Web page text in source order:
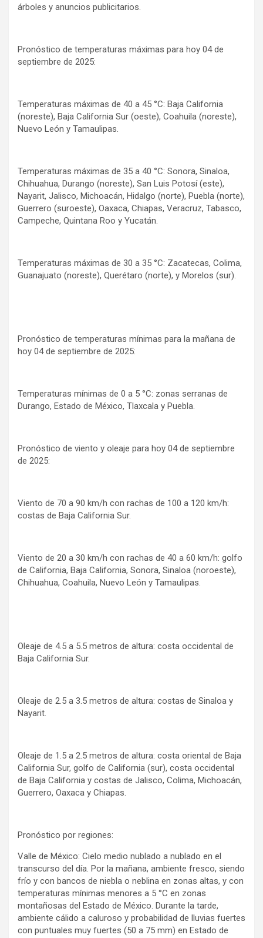
árboles y anuncios publicitarios.
Pronóstico de temperaturas máximas para hoy 04 de
septiembre de 2025:
Temperaturas máximas de 40 a 45 °C: Baja California
(noreste), Baja California Sur (oeste), Coahuila (noreste),
Nuevo León y Tamaulipas.
Temperaturas máximas de 35 a 40 °C: Sonora, Sinaloa,
Chihuahua, Durango (noreste), San Luis Potosí (este),
Nayarit, Jalisco, Michoacán, Hidalgo (norte), Puebla (norte),
Guerrero (suroeste), Oaxaca, Chiapas, Veracruz, Tabasco,
Campeche, Quintana Roo y Yucatán.
Temperaturas máximas de 30 a 35 °C: Zacatecas, Colima,
Guanajuato (noreste), Querétaro (norte), y Morelos (sur).
Pronóstico de temperaturas mínimas para la mañana de
hoy 04 de septiembre de 2025:
Temperaturas mínimas de 0 a 5 °C: zonas serranas de
Durango, Estado de México, Tlaxcala y Puebla.
Pronóstico de viento y oleaje para hoy 04 de septiembre
de 2025:
Viento de 70 a 90 km/h con rachas de 100 a 120 km/h:
costas de Baja California Sur.
Viento de 20 a 30 km/h con rachas de 40 a 60 km/h: golfo
de California, Baja California, Sonora, Sinaloa (noroeste),
Chihuahua, Coahuila, Nuevo León y Tamaulipas.
Oleaje de 4.5 a 5.5 metros de altura: costa occidental de
Baja California Sur.
Oleaje de 2.5 a 3.5 metros de altura: costas de Sinaloa y
Nayarit.
Oleaje de 1.5 a 2.5 metros de altura: costa oriental de Baja
California Sur, golfo de California (sur), costa occidental
de Baja California y costas de Jalisco, Colima, Michoacán,
Guerrero, Oaxaca y Chiapas.
Pronóstico por regiones:
Valle de México: Cielo medio nublado a nublado en el
transcurso del día. Por la mañana, ambiente fresco, siendo
frío y con bancos de niebla o neblina en zonas altas, y con
temperaturas mínimas menores a 5 °C en zonas
montañosas del Estado de México. Durante la tarde,
ambiente cálido a caluroso y probabilidad de lluvias fuertes
con puntuales muy fuertes (50 a 75 mm) en Estado de